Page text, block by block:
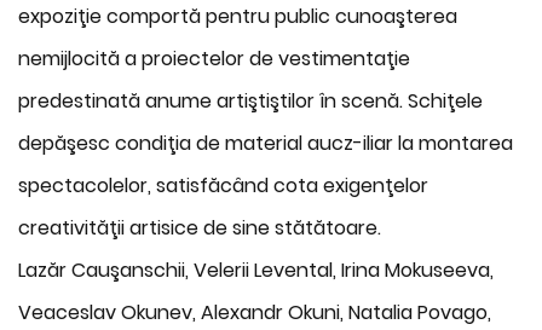
expoziţie comportă pentru public cunoaşterea
nemijlocită a proiectelor de vestimentaţie
predestinată anume artiştiştilor în scenă. Schiţele
depăşesc condiţia de material aucz-iliar la montarea
spectacolelor, satisfăcând cota exigenţelor
creativităţii artisice de sine stătătoare.
Lazăr Cauşanschii, Velerii Levental, Irina Mokuseeva,
Veaceslav Okunev, Alexandr Okuni, Natalia Povago,